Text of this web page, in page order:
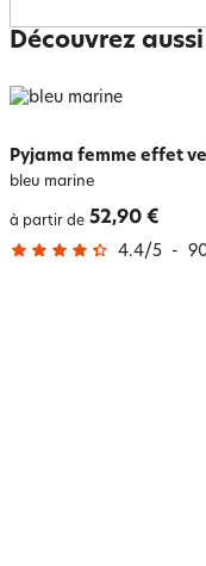
Découvrez aussi
Pyjama femme effet
bleu marine
à partir de 52,90 €
4.4/5 -